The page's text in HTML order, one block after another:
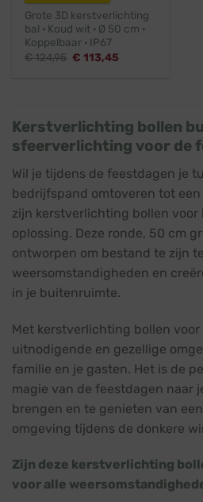
Grote 3D kerstverlichting
bal · Koud wit · Ø 50 cm ·
Koppelbaar · IP67
€124,95 Oorspronkelijke
€ 113,45
Kerstverlichting bollen
sfeerverlichting voor de
Wil je tijdens de feestdagen je
bedrijfspand omtoveren tot
zijn kerstverlichting bollen
oplossing. Deze ronde, 50 cm
ontworpen om bestand te zijn
weersomstandigheden en
in je buitenruimte.
Met kerstverlichting bollen
uitnodigende en gezellige
familie en je gasten. Het is de
magie van de feestdagen naar
brengen en te genieten van
omgeving tijdens de donkere
Zijn deze kerstverlichting
voor alle